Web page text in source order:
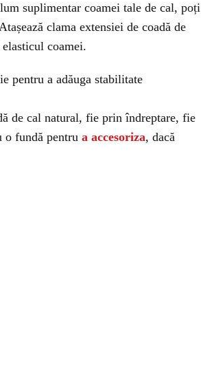
suplimentar coamei tale de cal, poți
clama extensiei de coadă de
coamei.
pentru a adăuga stabilitate
de cal natural, fie prin îndreptare, fie
o fundă pentru a accesoriza, dacă